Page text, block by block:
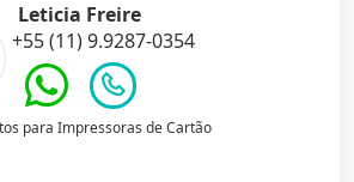
Leticia Freire
+55 (11) 9.9287-0354
para Impressoras de Cartão